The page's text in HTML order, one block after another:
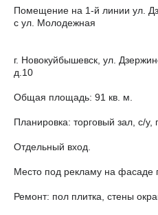
Помещение на 1-й линии ул.
с ул. Молодежная
г. Новокуйбышевск, ул.
д.10
Общая площадь: 91 кв. м.
Планировка: торговый зал, с/
Отдельный вход.
Место под рекламу на
Ремонт: пол плитка, стены